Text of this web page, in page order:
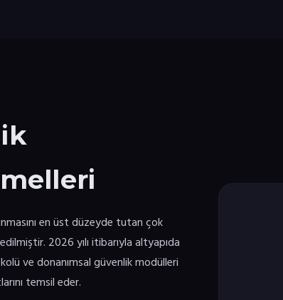
en üst düzeyde tutan çok
2026 yılı itibarıyla altyapıda
ve donanımsal güvenlik modülleri
temsil eder.